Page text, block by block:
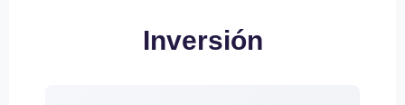
Inversión